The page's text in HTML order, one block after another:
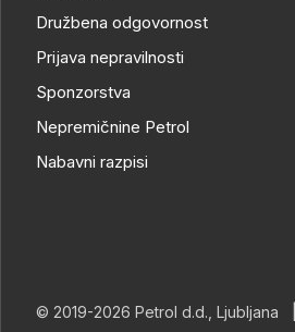
Družbena odgovornost
Prijava nepravilnosti
Sponzorstva
Nepremičnine Petrol
Nabavni razpisi
© 2019-2026 Petrol d.d., Ljubljana